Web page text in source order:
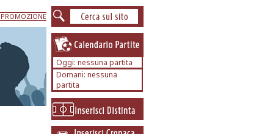
Oggi: nessuna partita
Domani: nessuna
partita